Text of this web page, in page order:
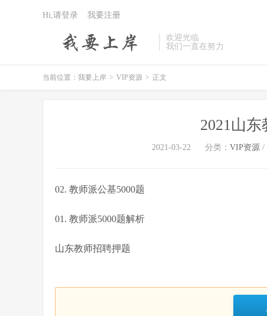
欢迎光临
我们一直在努力
Hi,请登录 我要注册
当前位置： 我要上岸 > VIP资源 > 正文
2021山
2021-03-22 分类： VIP资源 /
02. 教师派公基5000题
01. 教师派5000题解析
山东教师招聘押题